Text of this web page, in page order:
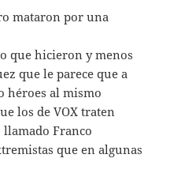
mataron por una
que hicieron y menos
que le parece que a
héroes al mismo
los de VOX traten
Franco
que en algunas